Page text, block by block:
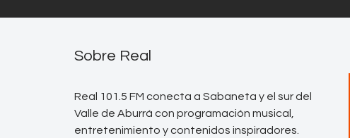
Sobre Real
Real 101.5 FM conecta a Sabaneta y el sur del
Valle de Aburrá con programación musical,
entretenimiento y contenidos inspiradores.